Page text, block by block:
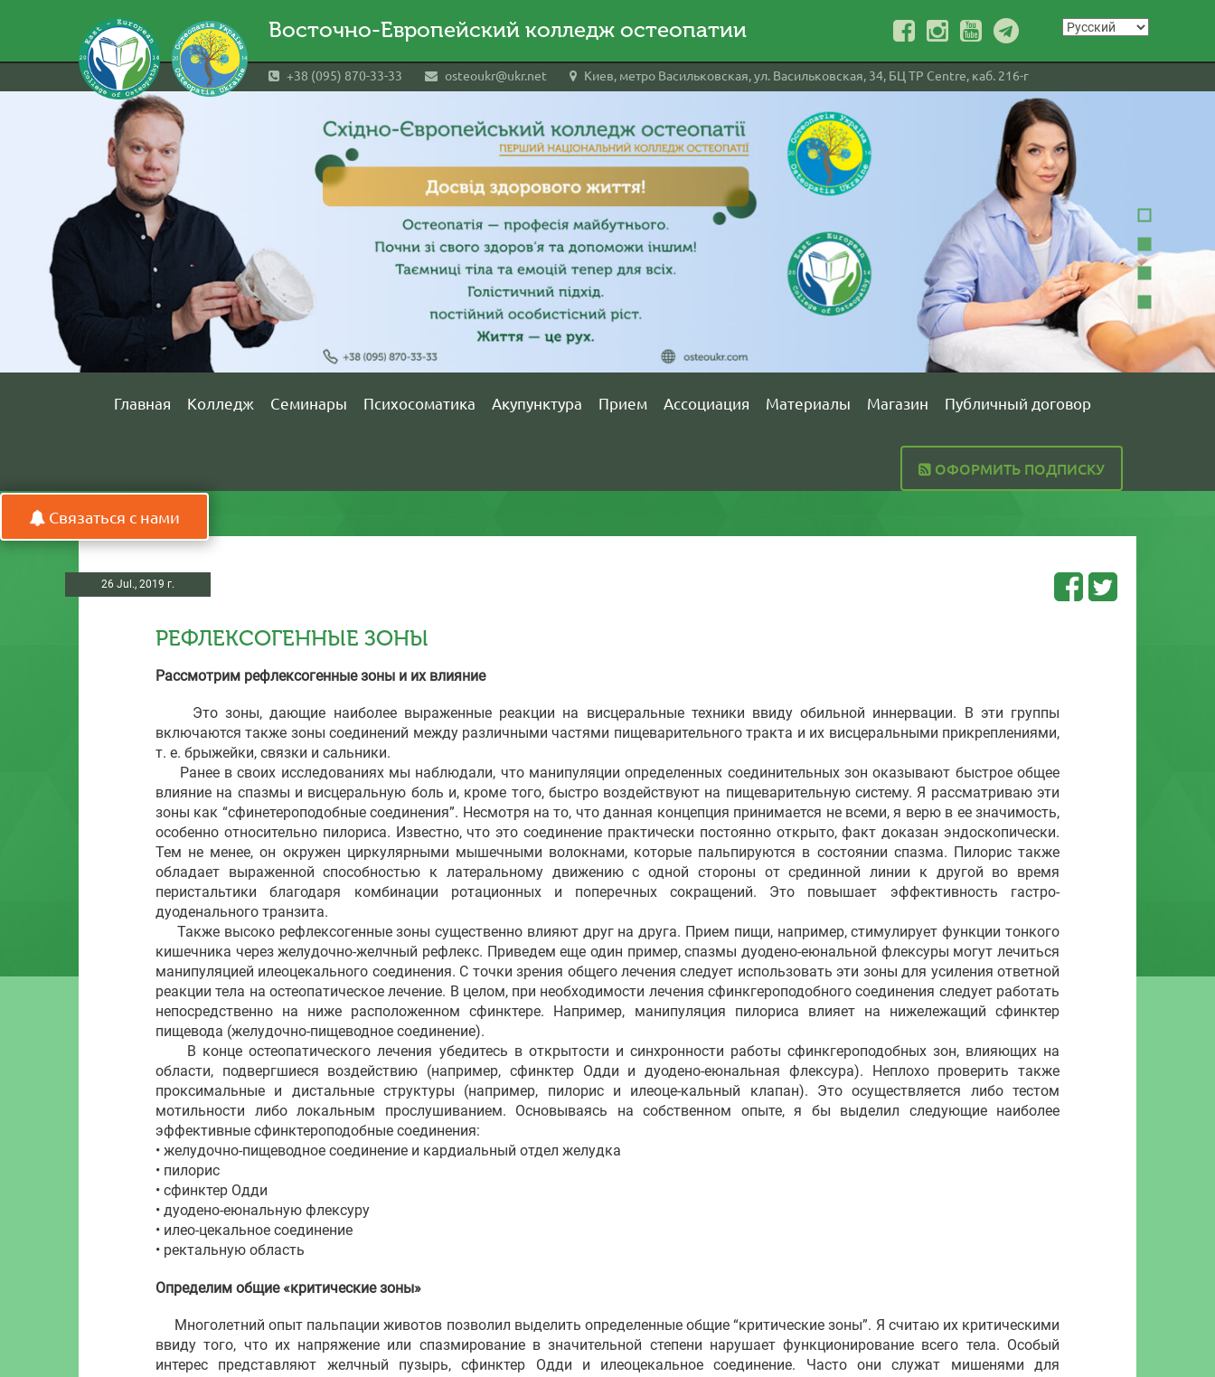
Восточно-Европейский колледж остеопатии
+38 (095) 870-33-33 osteoukr@ukr.net Киев, метро Васильковская, ул. Васильковская, 34, БЦ TP Centre, каб. 216-г
Главная Колледж Семинары Психосоматика Акупунктура Прием Ассоциация Материалы Магазин Публичный договор
ОФОРМИТЬ ПОДПИСКУ
26 Jul., 2019 г.
РЕФЛЕКСОГЕННЫЕ ЗОНЫ
Рассмотрим рефлексогенные зоны и их влияние
Это зоны, дающие наиболее выраженные реакции на висцеральные техники ввиду обильной иннервации. В эти группы
включаются также зоны соединений между различными частями пищеварительного тракта и их висцеральными прикреплениями,
т. е. брыжейки, связки и сальники.
Ранее в своих исследованиях мы наблюдали, что манипуляции определенных соединительных зон оказывают быстрое общее
влияние на спазмы и висцеральную боль и, кроме того, быстро воздействуют на пищеварительную систему. Я рассматриваю эти
зоны как “сфинетероподобные соединения”. Несмотря на то, что данная концепция принимается не всеми, я верю в ее значимость,
особенно относительно пилориса. Известно, что это соединение практически постоянно открыто, факт доказан эндоскопически.
Тем не менее, он окружен циркулярными мышечными волокнами, которые пальпируются в состоянии спазма. Пилорис также
обладает выраженной способностью к латеральному движению с одной стороны от срединной линии к другой во время
перистальтики благодаря комбинации ротационных и поперечных сокращений. Это повышает эффективность гастро-
дуоденального транзита.
Также высоко рефлексогенные зоны существенно влияют друг на друга. Прием пищи, например, стимулирует функции тонкого
кишечника через желудочно-желчный рефлекс. Приведем еще один пример, спазмы дуодено-еюнальной флексуры могут лечиться
манипуляцией илеоцекального соединения. С точки зрения общего лечения следует использовать эти зоны для усиления ответной
реакции тела на остеопатическое лечение. В целом, при необходимости лечения сфинкгероподобного соединения следует работать
непосредственно на ниже расположенном сфинктере. Например, манипуляция пилориса влияет на нижележащий сфинктер
пищевода (желудочно-пищеводное соединение).
В конце остеопатического лечения убедитесь в открытости и синхронности работы сфинкгероподобных зон, влияющих на
области, подвергшиеся воздействию (например, сфинктер Одди и дуодено-еюнальная флексура). Неплохо проверить также
проксимальные и дистальные структуры (например, пилорис и илеоце-кальный клапан). Это осуществляется либо тестом
мотильности либо локальным прослушиванием. Основываясь на собственном опыте, я бы выделил следующие наиболее
эффективные сфинктероподобные соединения:
• желудочно-пищеводное соединение и кардиальный отдел желудка
• пилорис
• сфинктер Одди
• дуодено-еюнальную флексуру
• илео-цекальное соединение
• ректальную область
Определим общие «критические зоны»
Многолетний опыт пальпации животов позволил выделить определенные общие “критические зоны”. Я считаю их критическими
ввиду того, что их напряжение или спазмирование в значительной степени нарушает функционирование всего тела. Особый
интерес представляют желчный пузырь, сфинктер Одди и илеоцекальное соединение. Часто они служат мишенями для
Связаться с нами